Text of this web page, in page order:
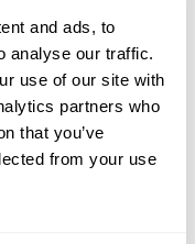
and ads, to
analyse our traffic.
use of our site with
partners who
that you’ve
from your use
der Regel klare,
DER